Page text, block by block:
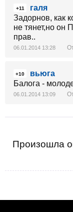
+11
галя
Задорнов, как
не тянет,но
прав..
06.01.2014 13:28
+10
вьюга
Балога -
06.01.2014 13:09
Произошла